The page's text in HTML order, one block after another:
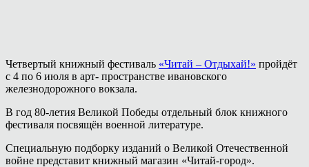
Четвертый книжный фестиваль «Читай – Отдыхай!» пройдёт
с 4 по 6 июля в арт- пространстве ивановского
железнодорожного вокзала.
В год 80-летия Великой Победы отдельный блок книжного
фестиваля посвящён военной литературе.
Специальную подборку изданий о Великой Отечественной
войне представит книжный магазин «Читай-город».